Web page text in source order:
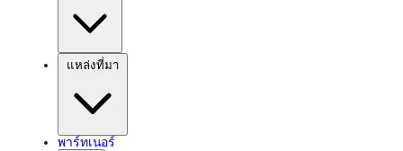
แหล่งที่มา
พาร์ทเนอร์